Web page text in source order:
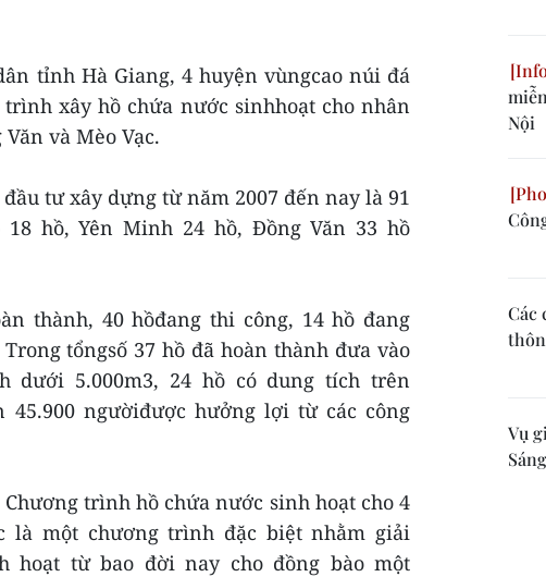
tỉnh Hà Giang, 4 huyện vùngcao núi đá
xây hồ chứa nước sinhhoạt cho nhân
và Mèo Vạc.
tư xây dựng từ năm 2007 đến nay là 91
hồ, Yên Minh 24 hồ, Đồng Văn 33 hồ
thành, 40 hồđang thi công, 14 hồ đang
tổngsố 37 hồ đã hoàn thành đưa vào
dưới 5.000m3, 24 hồ có dung tích trên
45.900 ngườiđược hưởng lợi từ các công
trình hồ chứa nước sinh hoạt cho 4
là một chương trình đặc biệt nhằm giải
hoạt từ bao đời nay cho đồng bào một
Nội
Các
Vụ